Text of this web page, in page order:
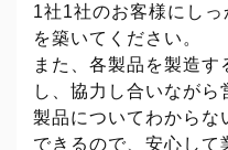
1社1社のお客様にし
を築いてください。
また、各製品を製造
し、協力し合いながら
製品についてわからな
できるので、安心して